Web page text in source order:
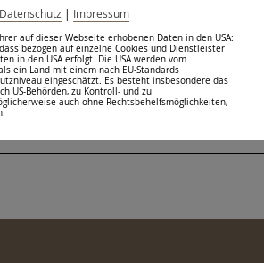
Datenschutz | Impressum
auf dieser Webseite erhobenen Daten in den USA:
bezogen auf einzelne Cookies und Dienstleister
in den USA erfolgt. Die USA werden vom
ein Land mit einem nach EU-Standards
eingeschätzt. Es besteht insbesondere das
US-Behörden, zu Kontroll- und zu
auch ohne Rechtsbehelfsmöglichkeiten,